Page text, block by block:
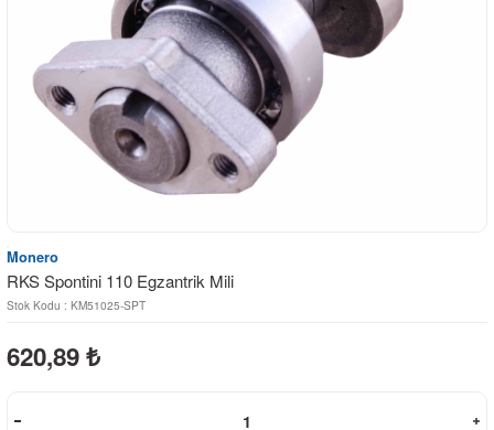
Monero
RKS Spontini 110 Egzantrik Mili
Stok Kodu : KM51025-SPT
620,89 ₺